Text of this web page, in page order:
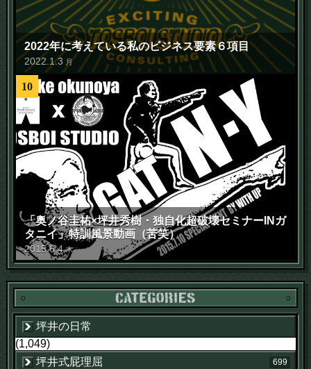
2022年に考えている私のビジネス要素６項目
2022.1.3 月
10
「奥ノ谷圭祐×坪井秀樹・独自化超破壊セミナーINガ
タニイ」特訓風景動画（苦笑）
2015.6.4 木
坪井の日常
(1,049)
坪井式屁理屈
699